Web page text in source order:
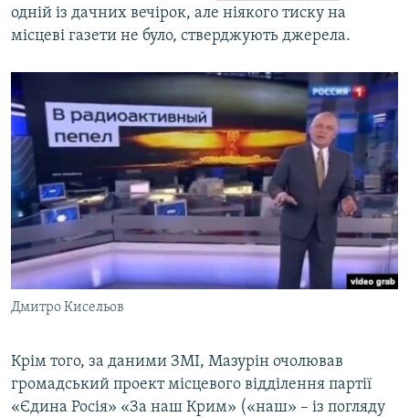
одній із дачних вечірок, але ніякого тиску на
місцеві газети не було, стверджують джерела.
Дмитро Кисельов
Крім того, за даними ЗМІ, Мазурін очолював
громадський проект місцевого відділення партії
«Єдина Росія» «За наш Крим» («наш» – із погляду